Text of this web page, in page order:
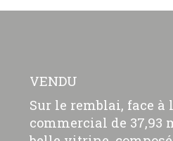
VENDU
Sur le remblai, face à
commercial de 37,93